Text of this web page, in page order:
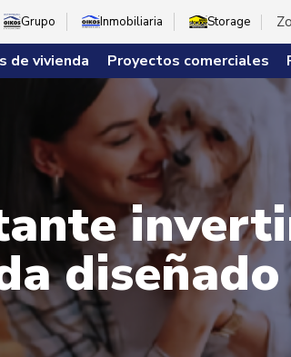
Grupo Inmobiliaria Storage
de vivienda Proyectos comerciales